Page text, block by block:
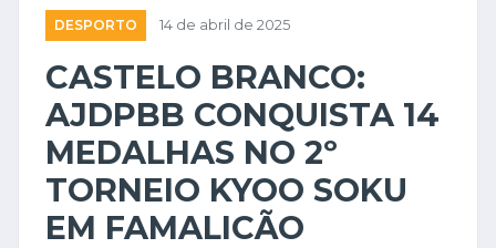
DESPORTO 14 de abril de 2025
CASTELO BRANCO:
AJDPBB CONQUISTA 14
MEDALHAS NO 2º
TORNEIO KYOO SOKU
EM FAMALICÃO